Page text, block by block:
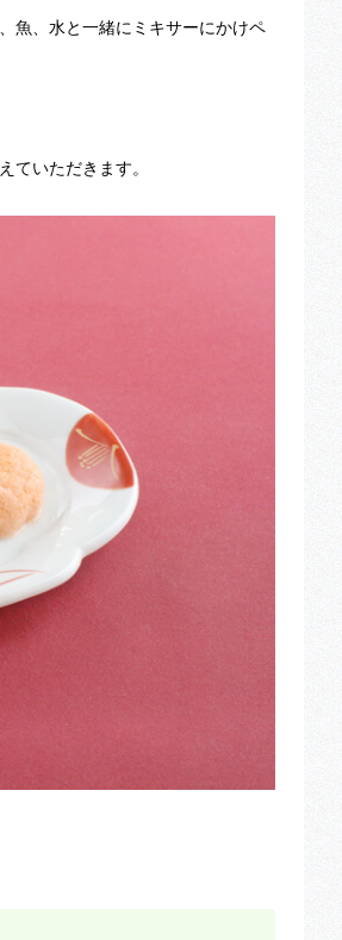
魚、水と一緒にミキサーにかけペ
ていただきます。